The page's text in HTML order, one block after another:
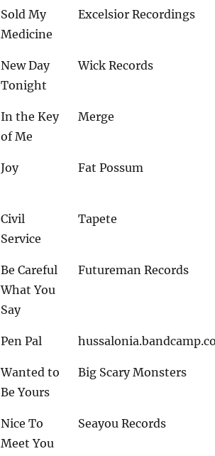
Sold My
Medicine
Excelsior Recordings
New Day
Tonight
Wick Records
In the Key
of Me
Merge
Joy Fat Possum
Civil
Service
Tapete
Be Careful
What You
Say
Futureman Records
Pen Pal
Wanted to
Be Yours
Big Scary Monsters
Nice To
Meet You
Seayou Records